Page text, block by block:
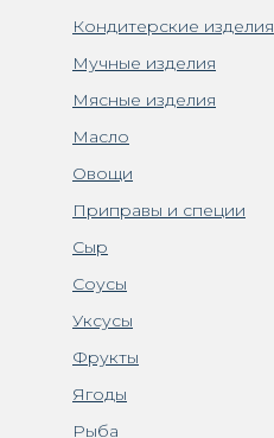
Кондитерские изделия
Мучные изделия
Мясные изделия
Масло
Овощи
Приправы и специи
Сыр
Соусы
Уксусы
Фрукты
Ягоды
Рыба